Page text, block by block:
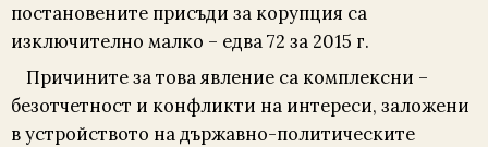
постановените присъди за корупция са
изключително малко – едва 72 за 2015 г.
Причините за това явление са комплексни –
безотчетност и конфликти на интереси, заложени
в устройството на държавно-политическите